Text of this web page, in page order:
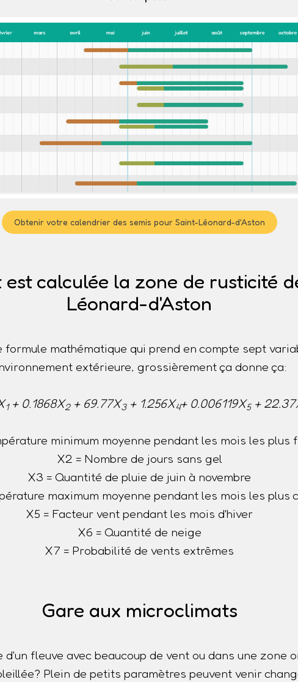
Obtenir votre calendrier des semis pour Saint-Léonard-d'Aston
est calculée la zone de rusticité
Léonard-d'Aston
formule mathématique qui prend en compte sept
extérieure, grossièrement ça donne ça:
1+ 0.1868X2+ 69.77X3+ 1.256X4+ 0.006119X5+
minimum moyenne pendant les mois les plus
X2 = Nombre de jours sans gel
X3 = Quantité de pluie de juin à novembre
maximum moyenne pendant les mois les plus
X5 = Facteur vent pendant les mois d'hiver
X6 = Quantité de neige
X7 = Probabilité de vents extrêmes
Gare aux microclimats
fleuve avec beaucoup de vent ou dans une zone
Plein de petits paramètres peuvent venir